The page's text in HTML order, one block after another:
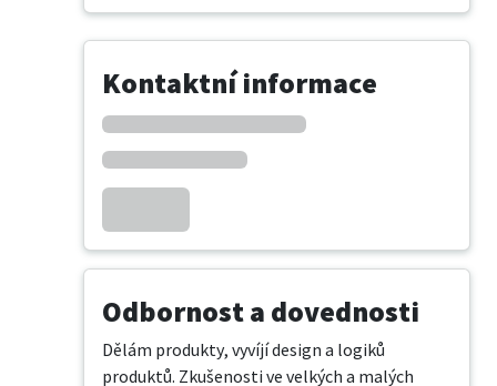
Kontaktní informace
Odbornost a dovednosti
Dělám produkty, vyvíjí design a logiků
produktů. Zkušenosti ve velkých a malých